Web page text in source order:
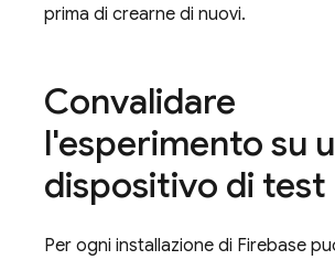
prima di crearne di nuovi.
Convalidare
l'esperimento su
dispositivo di test
Per ogni installazione di Firebase